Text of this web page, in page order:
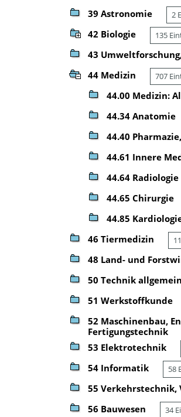
39 Astronomie 2
42 Biologie 135
43
44 Medizin 707
44.00 Medizin:
44.34 Anatomie
44.40
44.61 Innere
44.64 Radiologie
44.65 Chirurgie
44.85
46 Tiermedizin
48 Land- und
50 Technik allgemein
51 Werkstoffkunde
52 Maschinenbau,
Fertigungstechnik
53 Elektrotechnik
54 Informatik 58
55 Verkehrstechnik,
56 Bauwesen 34